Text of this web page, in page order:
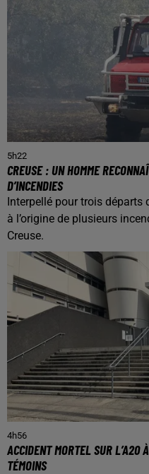
5h22
CREUSE : UN HOMME
D’INCENDIES
Interpellé pour trois
à l’origine de plusieurs
Creuse.
4h56
ACCIDENT MORTEL SUR L’A20
TÉMOINS